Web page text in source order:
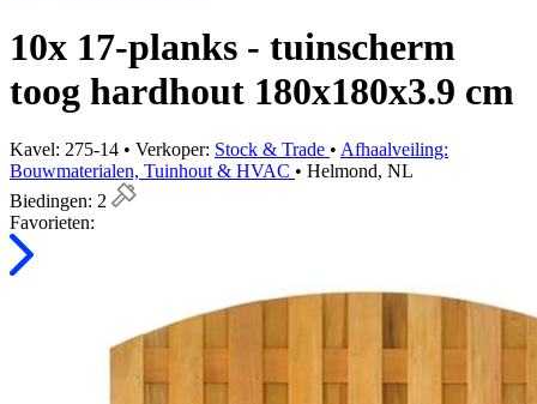
10x 17-planks - tuinscherm
toog hardhout 180x180x3.9 cm
Kavel: 275-14 • Verkoper: Stock & Trade • Afhaalveiling:
Bouwmaterialen, Tuinhout & HVAC • Helmond, NL
Biedingen: 2
Favorieten: